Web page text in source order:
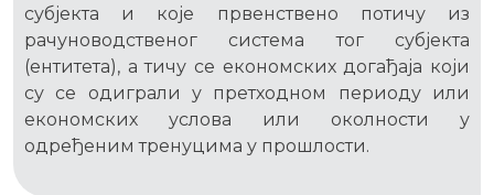
субјекта и које првенствено потичу из
рачуноводственог система тог субјекта
(ентитета), а тичу се економских догађаја који
су се одиграли у претходном периоду или
економских услова или околности у
одређеним тренуцима у прошлости.